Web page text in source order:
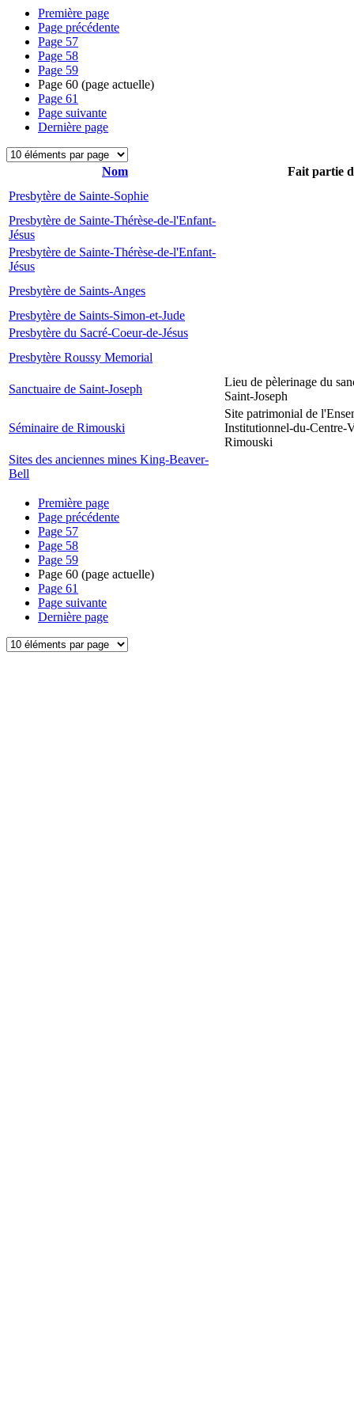
Première page
Page précédente
Page 57
Page 58
Page 59
Page 60 (page actuelle)
Page 61
Page suivante
Dernière page
Nom
Fait partie
Presbytère de Sainte-Sophie
Presbytère de Sainte-Thérèse-de-l'Enfant-
Jésus
Presbytère de Sainte-Thérèse-de-l'Enfant-
Jésus
Presbytère de Saints-Anges
Presbytère de Saints-Simon-et-Jude
Presbytère du Sacré-Coeur-de-Jésus
Presbytère Roussy Memorial
Sanctuaire de Saint-Joseph
Lieu de pèlerinage du
Saint-Joseph
Séminaire de Rimouski
Site patrimonial de
Institutionnel-du-Centre-
Rimouski
Sites des anciennes mines King-Beaver-
Bell
Première page
Page précédente
Page 57
Page 58
Page 59
Page 60 (page actuelle)
Page 61
Page suivante
Dernière page